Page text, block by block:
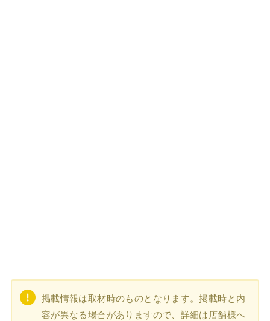
掲載情報は取材時のものとなります。掲載時と内
容が異なる場合がありますので、詳細は店舗様へ